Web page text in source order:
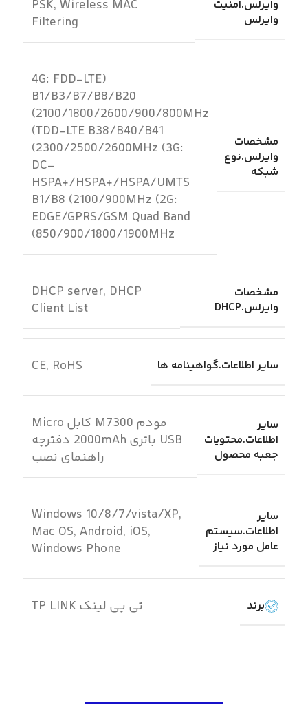
وایرلس.امنیت
وایرلس
PSK, Wireless MAC
Filtering
مشخصات
وایرلس.نوع
شبکه
(4G: FDD-LTE
B1/B3/B7/B8/B20
(2100/1800/2600/900/800MHz
(TDD-LTE B38/B40/B41
(2300/2500/2600MHz (3G:
DC-
HSPA+/HSPA+/HSPA/UMTS
B1/B8 (2100/900MHz (2G:
EDGE/GPRS/GSM Quad Band
(850/900/1800/1900MHz
مشخصات
وایرلس.DHCP
DHCP server, DHCP
Client List
سایر اطلاعات.گواهینامه ها CE, RoHS
سایر
اطلاعات.محتویات
جعبه محصول
مودم M7300 کابل Micro
USB باتری 2000mAh دفترچه
راهنمای نصب
سایر
اطلاعات.سیستم
عامل مورد نیاز
Windows 10/8/7/vista/XP,
Mac OS, Android, iOS,
Windows Phone
برند تی پی لینک TP LINK